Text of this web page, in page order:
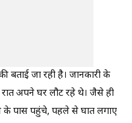
बताई जा रही है। जानकारी के
अपने घर लौट रहे थे। जैसे ही
के पास पहुंचे, पहले से घात लगाए